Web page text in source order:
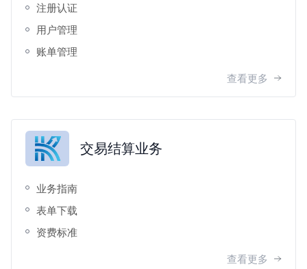
注册认证
用户管理
账单管理
查看更多
交易结算业务
业务指南
表单下载
资费标准
查看更多